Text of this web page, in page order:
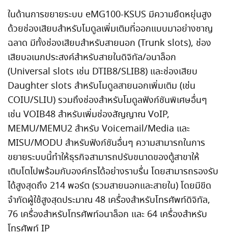
ในด้านการขยายระบบ eMG100-KSUS มีความยืดหยุ่นสูง
ด้วยช่องเสียบสำหรับโมดูลเพิ่มเติมที่ออกแบบมาอย่างชาญ
ฉลาด มีทั้งช่องเสียบสำหรับสายนอก (Trunk slots), ช่อง
เสียบอเนกประสงค์สำหรับสายในดิจิทัล/อนาล็อก
(Universal slots เช่น DTIB8/SLIB8) และช่องเสียบ
Daughter slots สำหรับโมดูลสายนอกเพิ่มเติม (เช่น
COIU/SLIU) รวมถึงช่องสำหรับโมดูลฟังก์ชันพิเศษอื่นๆ
เช่น VOIB48 สำหรับเพิ่มช่องสัญญาณ VoIP,
MEMU/MEMU2 สำหรับ Voicemail/Media และ
MISU/MODU สำหรับฟังก์ชันอื่นๆ ความสามารถในการ
ขยายระบบนี้ทำให้ธุรกิจสามารถปรับขนาดของตู้สาขาให้
เติบโตไปพร้อมกับองค์กรได้อย่างราบรื่น โดยสามารถรองรับ
ได้สูงสุดถึง 214 พอร์ต (รวมสายนอกและสายใน) โดยมีขีด
จำกัดผู้ใช้สูงสุดประมาณ 48 เครื่องสำหรับโทรศัพท์ดิจิทัล,
76 เครื่องสำหรับโทรศัพท์อนาล็อก และ 64 เครื่องสำหรับ
โทรศัพท์ IP